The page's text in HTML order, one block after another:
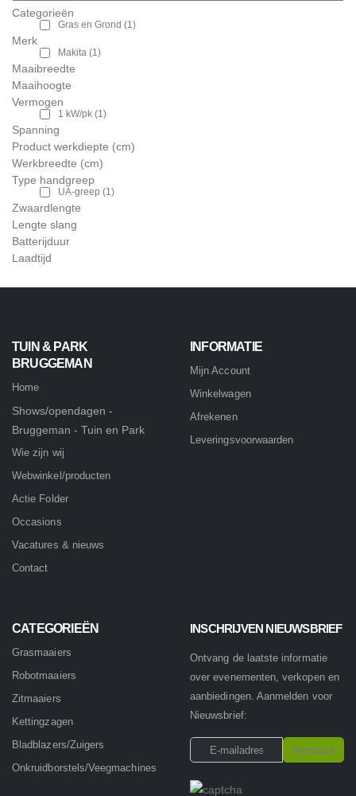
Categorieën
Gras en Grond (1)
Merk
Makita (1)
Maaibreedte
Maaihoogte
Vermogen
1 kW/pk (1)
Spanning
Product werkdiepte (cm)
Werkbreedte (cm)
Type handgreep
UA-greep (1)
Zwaardlengte
Lengte slang
Batterijduur
Laadtijd
TUIN & PARK
BRUGGEMAN
Home
Shows/opendagen -
Bruggeman - Tuin en Park
Wie zijn wij
Webwinkel/producten
Actie Folder
Occasions
Vacatures & nieuws
Contact
INFORMATIE
Mijn Account
Winkelwagen
Afrekenen
Leveringsvoorwaarden
CATEGORIEËN
Grasmaaiers
Robotmaaiers
Zitmaaiers
Kettingzagen
Bladblazers/Zuigers
Onkruidborstels/Veegmachines
INSCHRIJVEN NIEUWSBRIEF
Ontvang de laatste informatie
over evenementen, verkopen en
aanbiedingen. Aanmelden voor
Nieuwsbrief: